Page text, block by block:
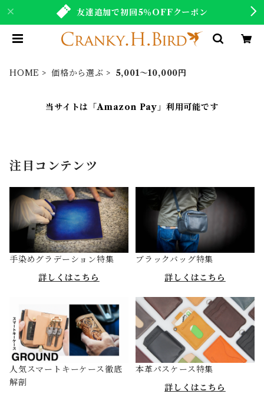
友達追加で初回5％OFFクーポン
HOME 価格から選ぶ 5,001〜10,000円
当サイトは「Amazon Pay」利用可能です
注目コンテンツ
手染めグラデーション特集
詳しくはこちら
ブラックバッグ特集
詳しくはこちら
人気スマートキーケース徹底
解剖
本革パスケース特集
詳しくはこちら